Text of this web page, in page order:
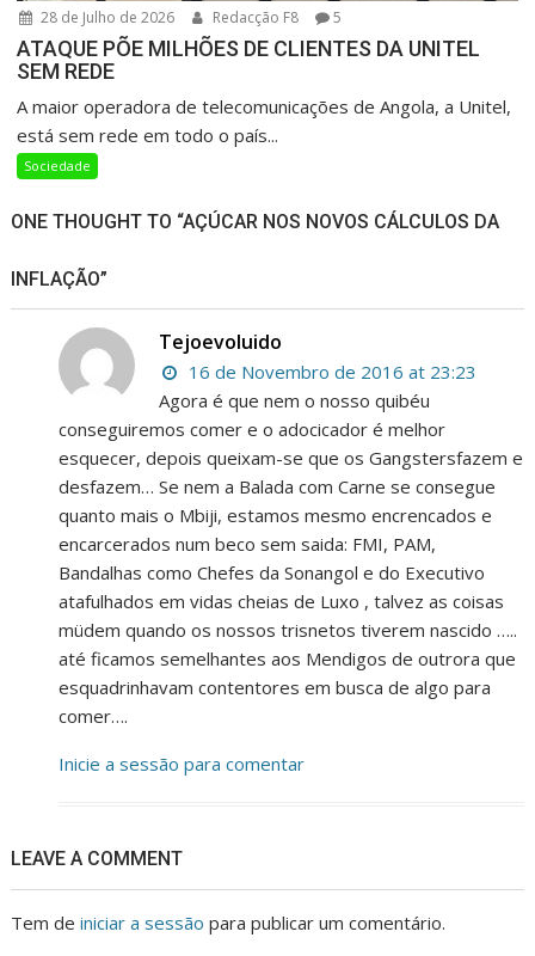
28 de Julho de 2026 Redacção F8 5
ATAQUE PÕE MILHÕES DE CLIENTES DA UNITEL
SEM REDE
A maior operadora de telecomunicações de Angola, a Unitel,
está sem rede em todo o país...
Sociedade
ONE THOUGHT TO “AÇÚCAR NOS NOVOS CÁLCULOS DA
INFLAÇÃO”
Tejoevoluido
16 de Novembro de 2016 at 23:23
Agora é que nem o nosso quibéu
conseguiremos comer e o adocicador é melhor
esquecer, depois queixam-se que os Gangstersfazem e
desfazem… Se nem a Balada com Carne se consegue
quanto mais o Mbiji, estamos mesmo encrencados e
encarcerados num beco sem saida: FMI, PAM,
Bandalhas como Chefes da Sonangol e do Executivo
atafulhados em vidas cheias de Luxo , talvez as coisas
müdem quando os nossos trisnetos tiverem nascido …..
até ficamos semelhantes aos Mendigos de outrora que
esquadrinhavam contentores em busca de algo para
comer….
Inicie a sessão para comentar
LEAVE A COMMENT
Tem deiniciar a sessão para publicar um comentário.